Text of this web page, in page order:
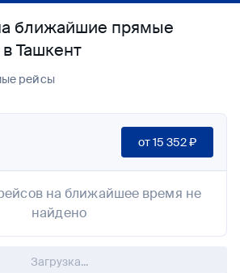
ближайшие прямые
Ташкент
рейсы
от15 352 ₽
на ближайшее время не
найдено
Загрузка...